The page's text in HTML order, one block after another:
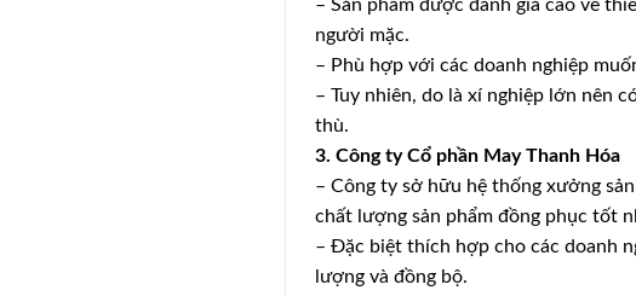
– Sản phẩm được đánh giá cao về
người mặc.
– Phù hợp với các doanh nghiệp
– Tuy nhiên, do là xí nghiệp lớn nên
thù.
3. Công ty Cổ phần May Thanh Hóa
– Công ty sở hữu hệ thống xưởng
chất lượng sản phẩm đồng phục tốt
– Đặc biệt thích hợp cho các doanh
lượng và đồng bộ.